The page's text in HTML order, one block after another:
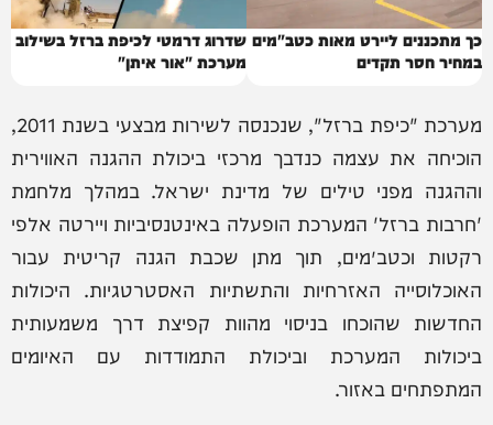
כך מתכננים ליירט מאות כטב"מים
במחיר חסר תקדים
שדרוג דרמטי לכיפת ברזל בשילוב
מערכת "אור איתן"
מערכת "כיפת ברזל", שנכנסה לשירות מבצעי בשנת 2011,
הוכיחה את עצמה כנדבך מרכזי ביכולת ההגנה האווירית
וההגנה מפני טילים של מדינת ישראל. במהלך מלחמת
'חרבות ברזל' המערכת הופעלה באינטנסיביות ויירטה אלפי
רקטות וכטב״מים, תוך מתן שכבת הגנה קריטית עבור
האוכלוסייה האזרחיות והתשתיות האסטרטגיות. היכולות
החדשות שהוכחו בניסוי מהוות קפיצת דרך משמעותית
ביכולות המערכת וביכולת התמודדות עם האיומים
המתפתחים באזור.